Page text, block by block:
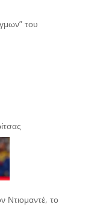
του
Ντιομαντέ, το